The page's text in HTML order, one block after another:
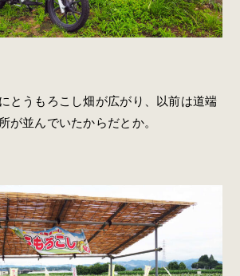
とうもろこし畑が広がり、以前は道端
が並んでいたからだとか。